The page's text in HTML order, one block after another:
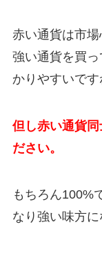
赤い通貨は市
強い通貨を買
かりやすいです
但し赤い通貨
ださい。
もちろん100%
なり強い味方に